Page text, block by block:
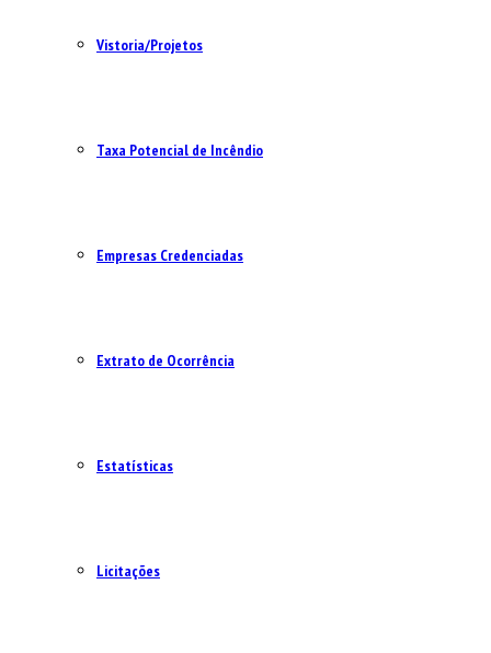
Vistoria/Projetos
Taxa Potencial de Incêndio
Empresas Credenciadas
Extrato de Ocorrência
Estatísticas
Licitações